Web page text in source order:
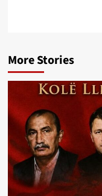
More Stories